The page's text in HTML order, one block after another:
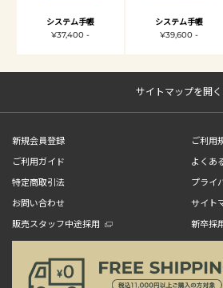
システム手帳
¥37,400 -
システム手帳
¥39,600 -
サイトマップを開く
新規会員登録
ご利用
ご利用ガイド
よくあ
特定商取引法
プライ
お問い合わせ
サイト
販売スタッフ中途採用
新卒採